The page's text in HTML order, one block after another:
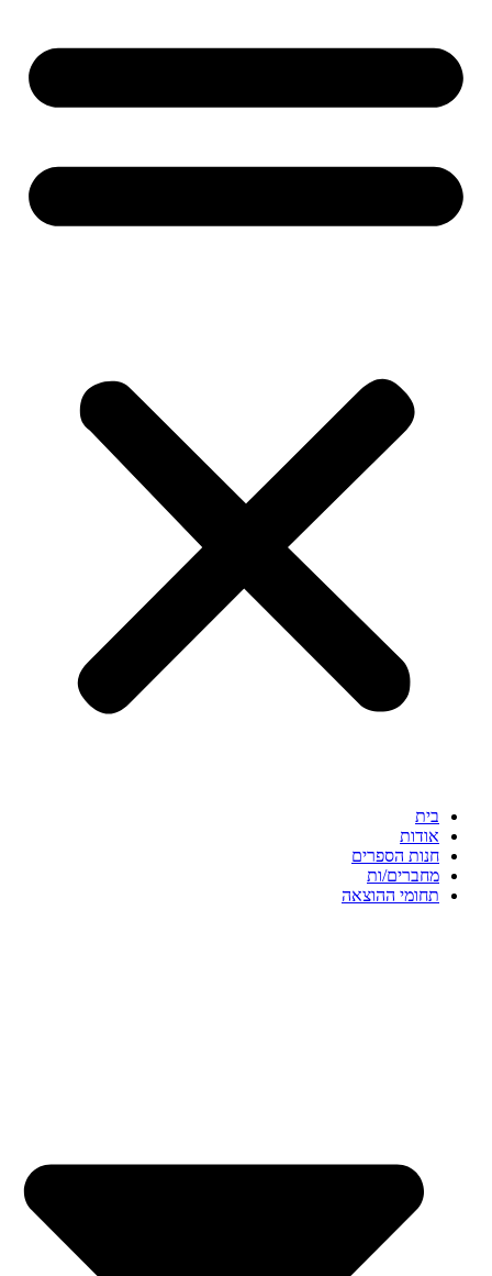
בית
אודות
חנות הספרים
מחברים/ות
תחומי ההוצאה